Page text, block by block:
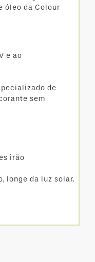
óleo da Colour
e ao
de
sem
irão
longe da luz solar.